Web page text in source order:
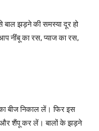
झड़ने की समस्या दूर हो
का रस, प्याज का रस,
बीज निकाल लें। फिर इस
और शैंपू कर लें। बालों के झड़ने